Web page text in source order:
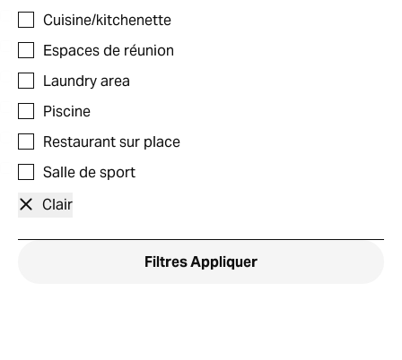
Cuisine/kitchenette
Espaces de réunion
Laundry area
Piscine
Restaurant sur place
Salle de sport
Clair
FiltresAppliquer